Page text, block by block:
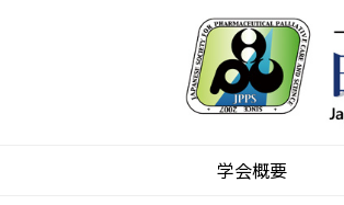
学会概要